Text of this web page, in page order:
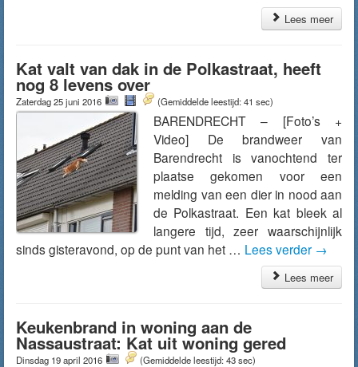
Lees meer
Kat valt van dak in de Polkastraat, heeft
nog 8 levens over
Zaterdag 25 juni 2016 (Gemiddelde leestijd: 41 sec)
BARENDRECHT – [Foto’s +
Video] De brandweer van
Barendrecht is vanochtend ter
plaatse gekomen voor een
melding van een dier in nood aan
de Polkastraat. Een kat bleek al
langere tijd, zeer waarschijnlijk
sinds gisteravond, op de punt van het … Lees verder →
Lees meer
Keukenbrand in woning aan de
Nassaustraat: Kat uit woning gered
Dinsdag 19 april 2016 (Gemiddelde leestijd: 43 sec)